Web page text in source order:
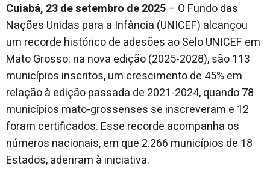
Cuiabá, 23 de setembro de 2025– O Fundo das
Nações Unidas para a Infância (UNICEF) alcançou
um recorde histórico de adesões ao Selo UNICEF em
Mato Grosso: na nova edição (2025-2028), são 113
municípios inscritos, um crescimento de 45% em
relação à edição passada de 2021-2024, quando 78
municípios mato-grossenses se inscreveram e 12
foram certificados. Esse recorde acompanha os
números nacionais, em que 2.266 municípios de 18
Estados, aderiram à iniciativa.